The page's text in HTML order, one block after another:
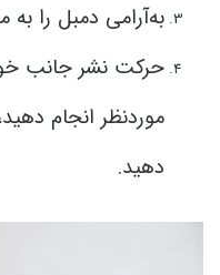
به‌آرامی دمبل را به
حرکت نشر جانب
موردنظر انجام
دهید.